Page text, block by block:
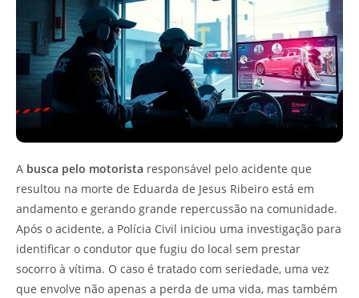
A busca pelo motorista responsável pelo acidente que
resultou na morte de Eduarda de Jesus Ribeiro está em
andamento e gerando grande repercussão na comunidade.
Após o acidente, a Polícia Civil iniciou uma investigação para
identificar o condutor que fugiu do local sem prestar
socorro à vítima. O caso é tratado com seriedade, uma vez
que envolve não apenas a perda de uma vida, mas também